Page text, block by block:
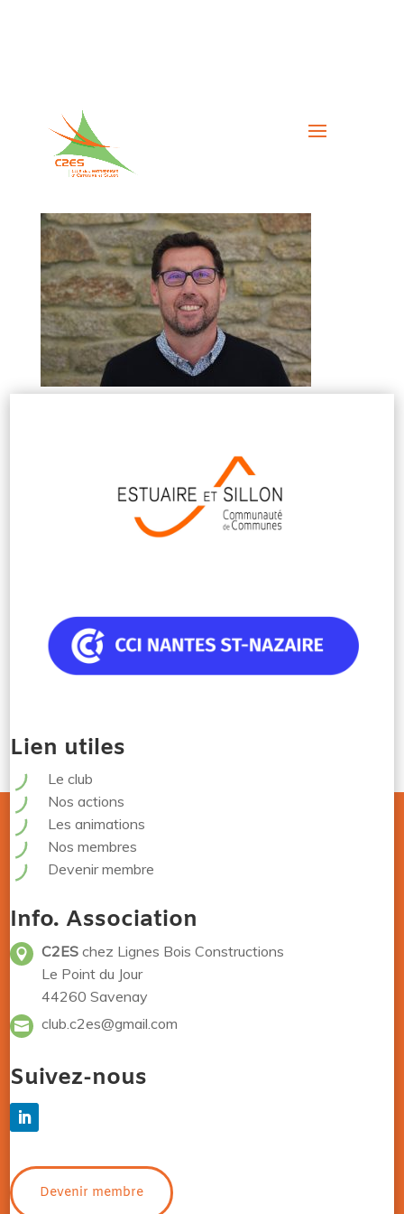
Dylis Olivier
Lien utiles
Le club
Nos actions
Les animations
Nos membres
Devenir membre
Info. Association
C2ES chez Lignes Bois Constructions
Le Point du Jour
44260 Savenay
club.c2es@gmail.com
Suivez-nous
Devenir membre